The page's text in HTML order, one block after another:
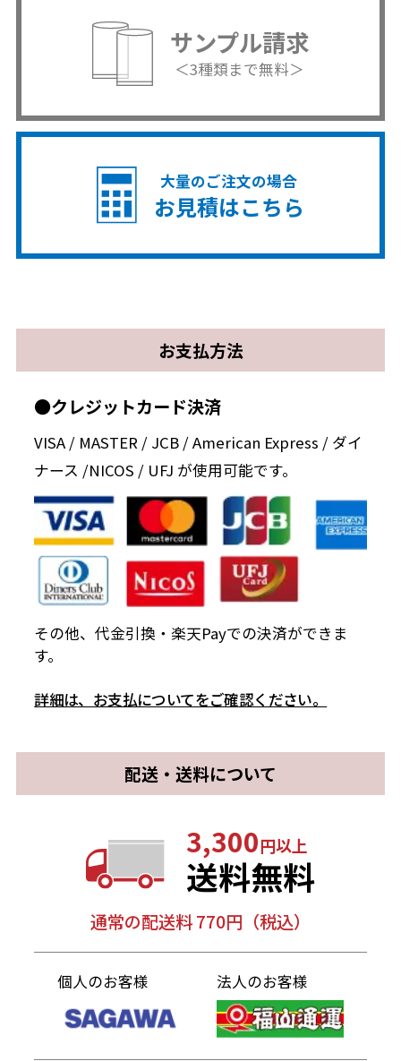
サンプル請求
＜3種類まで無料＞
大量のご注文の場合
お見積はこちら
お支払方法
●クレジットカード決済
VISA / MASTER / JCB / American Express / ダイ
ナース /NICOS / UFJ が使用可能です。
その他、代金引換・楽天Payでの決済ができま
す。
詳細は、お支払についてをご確認ください。
配送・送料について
3,300円以上
送料無料
通常の配送料 770円（税込）
個人のお客様 法人のお客様